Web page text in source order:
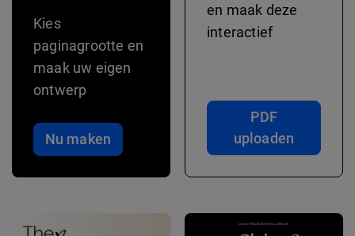
Kies
paginagrootte en
maak uw eigen
ontwerp
Nu maken
en maak deze
interactief
PDF
uploaden